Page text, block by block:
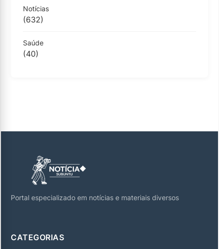
Notícias
(632)
Saúde
(40)
Portal especializado em notícias e materiais diversos
CATEGORIAS